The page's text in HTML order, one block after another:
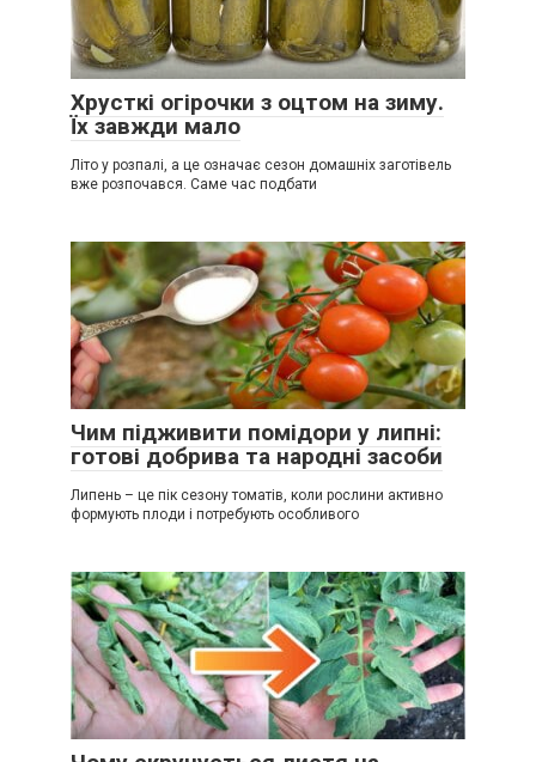
Хрусткі огірочки з оцтом на зиму.
Їх завжди мало
Літо у розпалі, а це означає сезон домашніх заготівель
вже розпочався. Саме час подбати
Чим підживити помідори у липні:
готові добрива та народні засоби
Липень – це пік сезону томатів, коли рослини активно
формують плоди і потребують особливого